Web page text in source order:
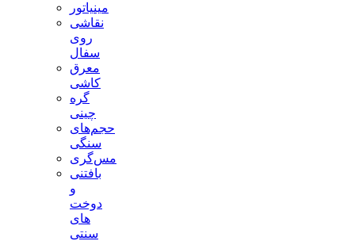
مینیاتور
نقاشی
روی
سفال
معرق
کاشی
گره
چینی
حجم‌های
سنگی
مس‌گری
بافتنی‌
و
دوخت
های
سنتی